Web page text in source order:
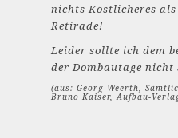
nichts Köstlicheres als
Retirade!
Leider sollte ich dem
der Dombautage nicht
(aus: Georg Weerth,
Bruno Kaiser, Aufbau-